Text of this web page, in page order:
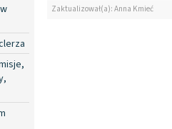
Zaktualizował(a): Anna Kmieć